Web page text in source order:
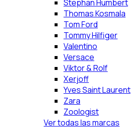
Stephan Humbert
Thomas Kosmala
Tom Ford
Tommy Hilfiger
Valentino
Versace
Viktor & Rolf
Xerjoff
Yves Saint Laurent
Zara
Zoologist
Ver todas las marcas